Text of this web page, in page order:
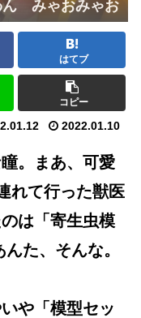
ん みゃおみゃお
はてブ
コピー
2022.01.10
。まあ、可愛
れて行った獣医
は「寄生虫模
た、そんな。
や「模型セッ